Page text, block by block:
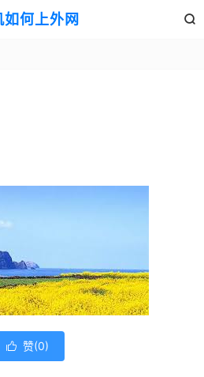
如何上外网 
 赞(0)